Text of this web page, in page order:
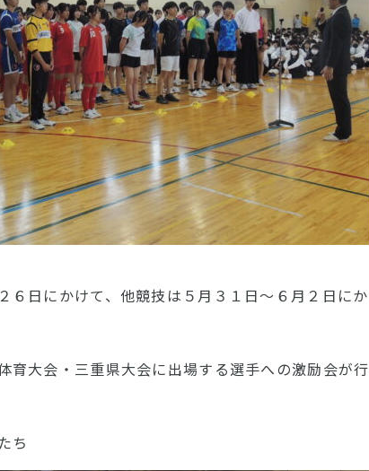
６日にかけて、他競技は５月３１日～６月２日にか
育大会・三重県大会に出場する選手への激励会が行
ち